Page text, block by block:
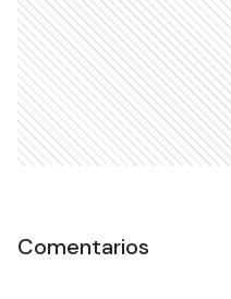
Comentarios